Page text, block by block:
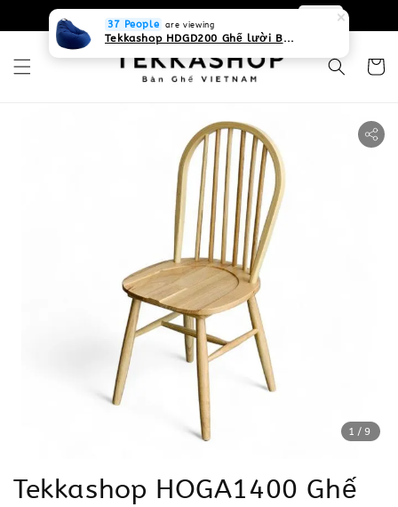
0931268840 Liên hệ với chúng tôi
1 /9
Tekkashop HOGA1400 Ghế
37 People are viewing
Tekkashop HDGD200 Ghế lười Beanbag form truyền thống, chất liệu Olefin canvas kháng nước, màu xanh biển, có thể sử dụng trong nhà và cả ngoài trời, có quai xách